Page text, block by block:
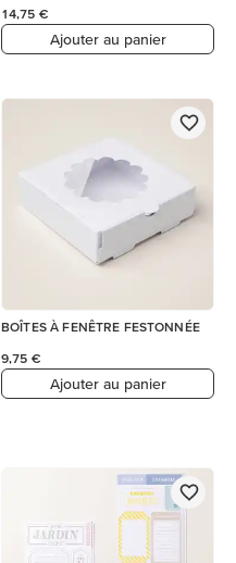
14,75 €
Ajouter au panier
BOÎTES À FENÊTRE FESTONNÉE
9,75 €
Ajouter au panier